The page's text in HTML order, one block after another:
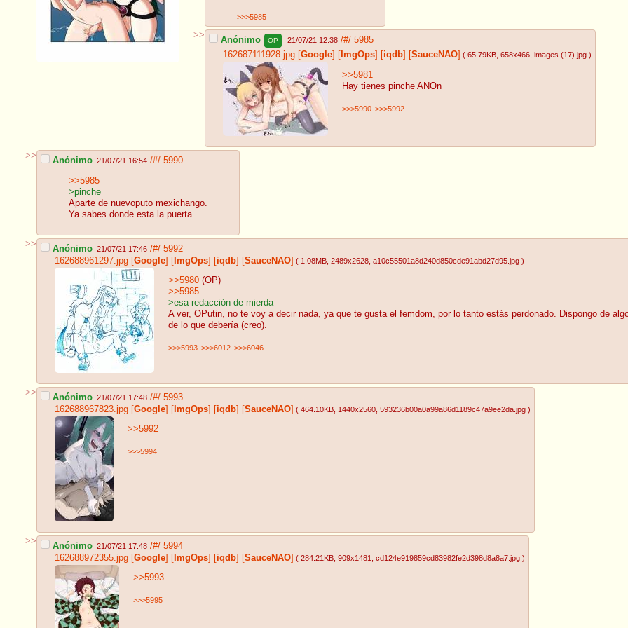
>>>5985
>> Anónimo OP 21/07/21 12:38 /#/ 5985
162687111928.jpg Google ImgOps iqdb SauceNAO ( 65.79KB , 658x466 , images (17).jpg )
>>5981
Hay tienes pinche ANOn
>>>5990 >>>5992
>> Anónimo 21/07/21 16:54 /#/ 5990
>>5985
>pinche
Aparte de nuevoputo mexichango.
Ya sabes donde esta la puerta.
>> Anónimo 21/07/21 17:46 /#/ 5992
162688961297.jpg [Google] [ ImgOps] [iqdb] [SauceNAO] ( 1.08MB , 2489x2628 , a10c55501a8d240d850cde91abd27d95.jpg )
>>5980 (OP)
>>5985
>esa redacción de mierda
A ver, OPutin, no te voy a decir nada, ya que te gusta el femdom, por lo tanto estás perdonado. Dispongo de
de lo que debería (creo).
>>>5993 >>>6012 >>>6046
>> Anónimo 21/07/21 17:48 /#/ 5993
162688967823.jpg [Google] [ ImgOps] [iqdb] [SauceNAO] ( 464.10KB , 1440x2560 , 593236b00a0a99a86d1189c47a9ee2da.jpg )
>>5992
>>>5994
>> Anónimo 21/07/21 17:48 /#/ 5994
162688972355.jpg [Google] [ ImgOps] [iqdb] [SauceNAO] ( 284.21KB , 909x1481 , cd124e919859cd83982fe2d398d8a8a7.jpg )
>>5993
>>>5995